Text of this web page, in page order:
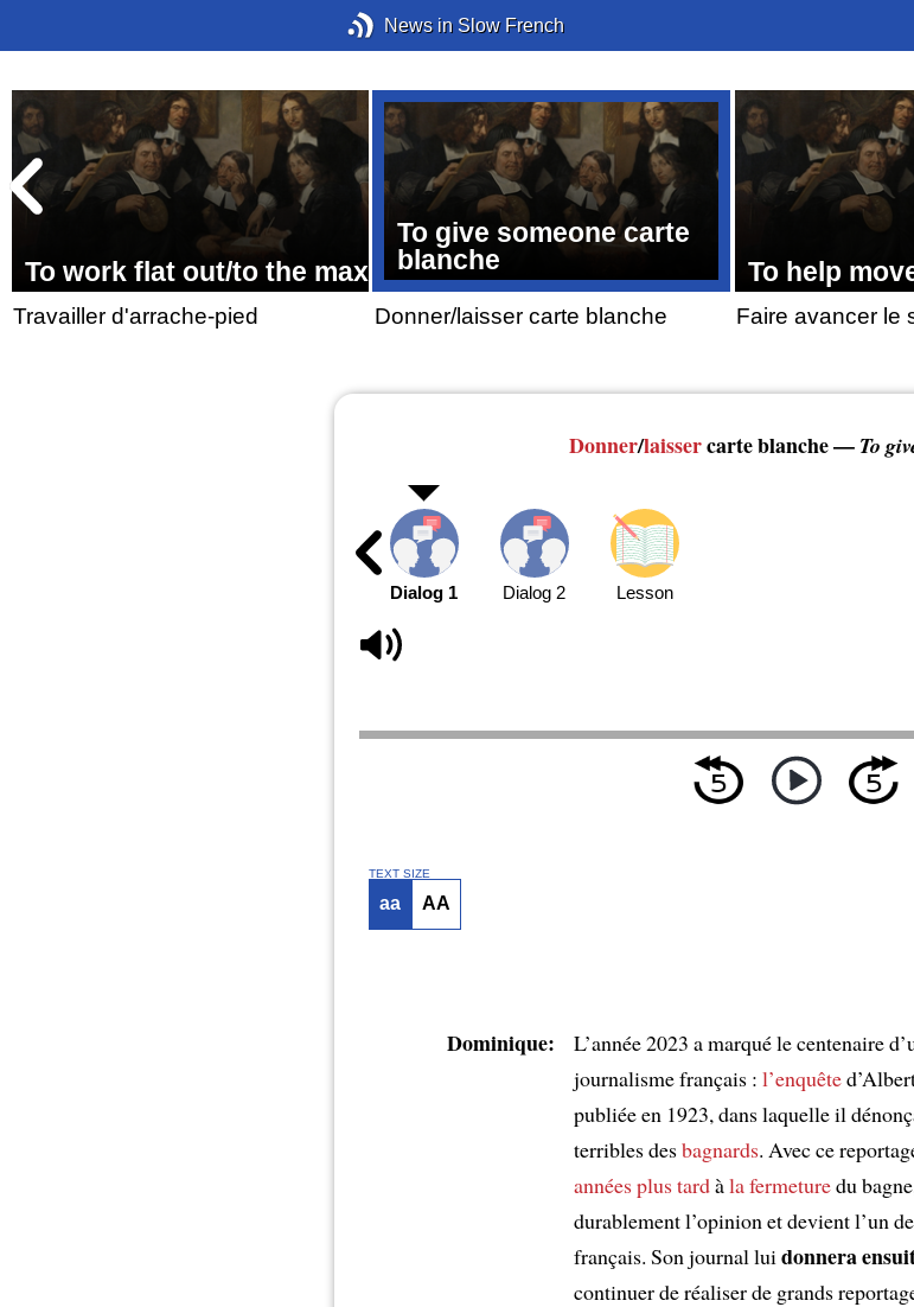
News in Slow French
To work flat out/to the max
Travailler d'arrache-pied
To give someone carte
blanche
Donner/laisser carte blanche
To help
Faire avancer le
Donner/laissercarte blanche — To
Dialog 1 Dialog 2 Lesson
TEXT SIZE
aa AA
Dominique:
L’année 2023 a marqué le centenaire
journalisme français : l’enquête
publiée en 1923, dans laquelle il
terribles desbagnards. Avec ce
années plus tardàla fermeturedu
durablement l’opinion et devient l’un
français. Son journal lui donnera
continuer de réaliser de grands